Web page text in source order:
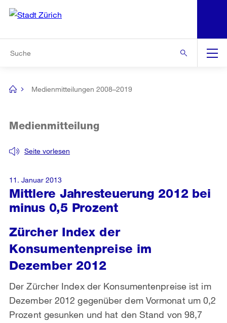
Navigation
[no
Medienmitteilungen 2008–2019
Mittlere Jahresteuerung 2012 bei
minus 0,5 Prozent
Seite vorlesen
Medienmitteilung
Zürcher Index der
Konsumentenpreise im
Dezember 2012
Der Zürcher Index der Konsumentenpreise ist im
Dezember 2012 gegenüber dem Vormonat um 0,2
Prozent gesunken und hat den Stand von 98,7
11. Januar 2013